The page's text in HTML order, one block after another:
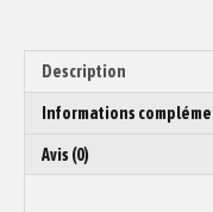
Description
Informations
Avis (0)